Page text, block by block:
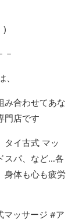
)
－
み合わせてあな
門店です
タイ古式 マッ
スパ、など…各
身体も心も疲労
ッサージ #ア